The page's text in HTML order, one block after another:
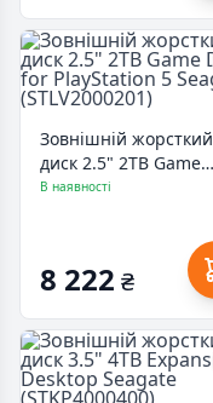
Зовнішній жорсткий
диск 2.5" 2TB Game
Drive for PlayStation 5
В наявності
8 222 ₴